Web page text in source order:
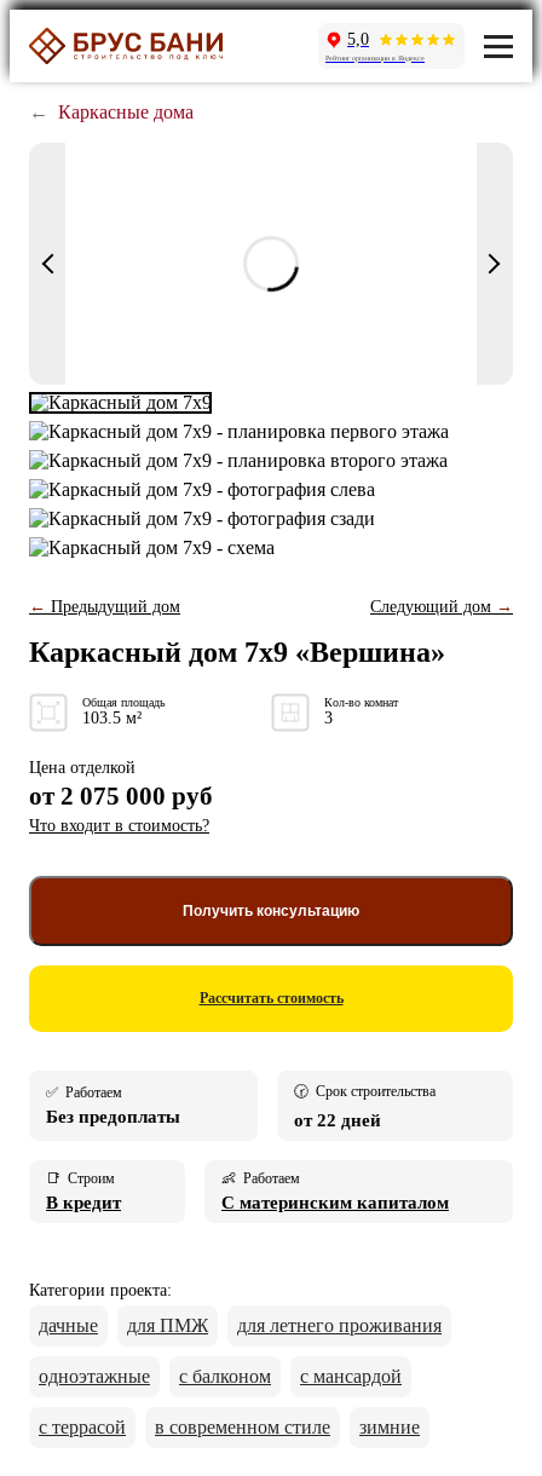
5,0
Рейтинг организации в Яндексе
← Каркасные дома
← Предыдущий дом Следующий дом →
Каркасный дом 7x9 «Вершина»
Общая площадь
103.5 м²
Кол-во комнат
3
Цена отделкой
от 2 075 000 руб
Что входит в стоимость?
Получить консультацию
Рассчитать стоимость
✅ Работаем
Без предоплаты
🕝 Срок строительства
от 22 дней
📑 Строим
В кредит
👶 Работаем
С материнским капиталом
Категории проекта:
дачные для ПМЖ для летнего проживания
одноэтажные с балконом с мансардой
с террасой в современном стиле зимние